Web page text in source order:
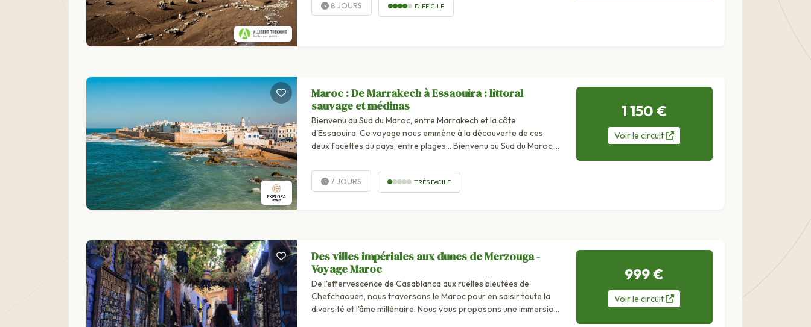
8 JOURS DIFFICILE
Maroc : De Marrakech à Essaouira : littoral
sauvage et médinas
Bienvenu au Sud du Maroc, entre Marrakech et la côte
d'Essaouira. Ce voyage nous emmène à la découverte de ces
deux facettes du pays, entre plages... Bienvenu au Sud du Maroc,
à la découverte de ces deux facettes du pays, entre...
7 JOURS TRÈS FACILE
1 150 €
Voirle circuit
Des villes impériales aux dunes de Merzouga -
Voyage Maroc
De l'effervescence de Casablanca aux ruelles bleutées de
Chefchaouen, nous traversons le Maroc pour en saisir toute la
diversité et l'âme millénaire. Nous vous proposons une immersion
999 €
Voirle circuit